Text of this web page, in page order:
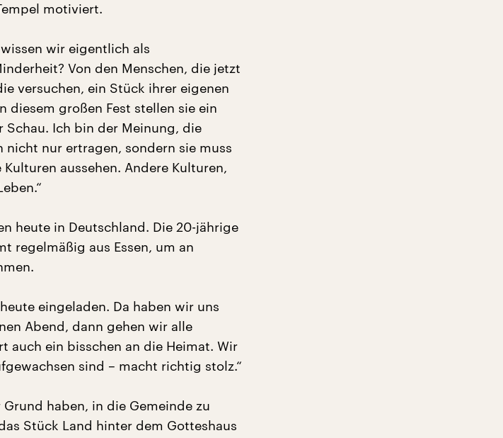
motiviert.
wir eigentlich als
Von den Menschen, die jetzt
versuchen, ein Stück ihrer eigenen
diesem großen Fest stellen sie ein
Schau. Ich bin der Meinung, die
nicht nur ertragen, sondern sie muss
aussehen. Andere Kulturen,
heute in Deutschland. Die 20-jährige
regelmäßig aus Essen, um an
eingeladen. Da haben wir uns
Abend, dann gehen wir alle
auch ein bisschen an die Heimat. Wir
sind – macht richtig stolz.“
haben, in die Gemeinde zu
Stück Land hinter dem Gotteshaus